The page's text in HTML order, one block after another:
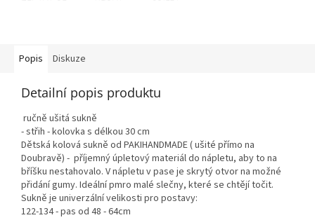
Popis Diskuze
Detailní popis produktu
ručně ušitá sukně
- střih - kolovka s délkou 30 cm
Dětská kolová sukně od PAKIHANDMADE ( ušité přímo na
Doubravě) - příjemný úpletový materiál do nápletu, aby to na
bříšku nestahovalo. V nápletu v pase je skrytý otvor na možné
přidání gumy. Ideální pmro malé slečny, které se chtějí točit.
Sukně je univerzální velikosti pro postavy:
122-134 - pas od 48 - 64cm